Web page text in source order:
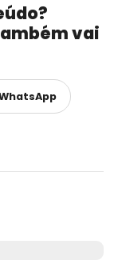
vai